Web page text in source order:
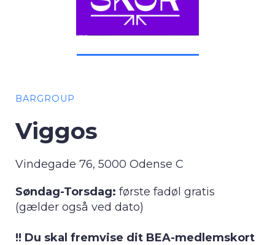
BARGROUP
Viggos
Vindegade 76, 5000 Odense C
Søndag-Torsdag: første fadøl gratis
(gælder også ved dato)
!! Du skal fremvise dit BEA-medlemskort